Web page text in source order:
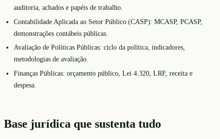
auditoria, achados e papéis de trabalho.
Contabilidade Aplicada ao Setor Público (CASP): MCASP, PCASP,
demonstrações contábeis públicas.
Avaliação de Políticas Públicas: ciclo da política, indicadores,
metodologias de avaliação.
Finanças Públicas: orçamento público, Lei 4.320, LRF, receita e
despesa.
Base jurídica que sustenta tudo